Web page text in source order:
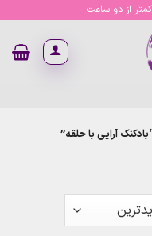
از دو ساعت
آرایی با حلقه”